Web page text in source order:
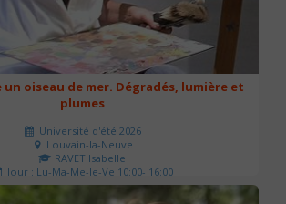
un oiseau de mer. Dégradés, lumière et
plumes
Université d'été 2026
Louvain-la-Neuve
RAVET Isabelle
Jour : Lu-Ma-Me-Je-Ve 10:00- 16:00
Nombre de séances : 2